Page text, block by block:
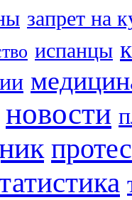
запрет на
испанцы
новости